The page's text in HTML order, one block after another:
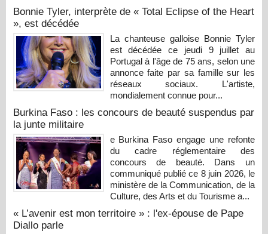
Bonnie Tyler, interprète de « Total Eclipse of the Heart
», est décédée
La chanteuse galloise Bonnie Tyler
est décédée ce jeudi 9 juillet au
Portugal à l'âge de 75 ans, selon une
annonce faite par sa famille sur les
réseaux sociaux. L'artiste,
mondialement connue pour...
Burkina Faso : les concours de beauté suspendus par
la junte militaire
e Burkina Faso engage une refonte
du cadre réglementaire des
concours de beauté. Dans un
communiqué publié ce 8 juin 2026, le
ministère de la Communication, de la
Culture, des Arts et du Tourisme a...
« L’avenir est mon territoire » : l'ex-épouse de Pape
Diallo parle